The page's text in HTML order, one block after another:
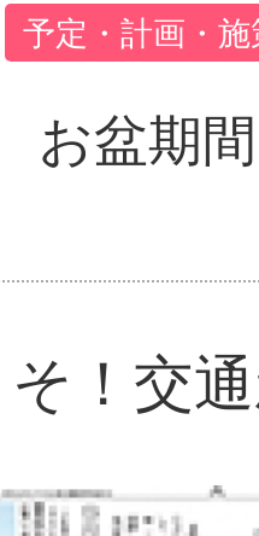
予定・計画・
お盆期
！交